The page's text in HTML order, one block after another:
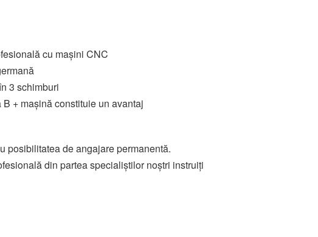
cu mașini CNC
3 schimburi
+ mașină constituie un avantaj
posibilitatea de angajare permanentă.
din partea specialiștilor noștri instruiți